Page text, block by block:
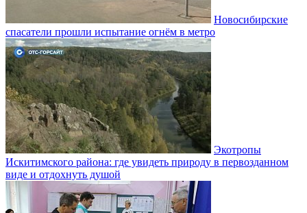
Новосибирские
спасатели прошли испытание огнём в метро
Экотропы
Искитимского района: где увидеть природу в первозданном
виде и отдохнуть душой